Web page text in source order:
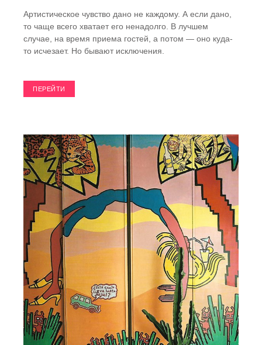
Артистическое чувство дано не каждому. А если дано,
то чаще всего хватает его ненадолго. В лучшем
случае, на время приема гостей, а потом — оно куда-
то исчезает. Но бывают исключения.
ПЕРЕЙТИ